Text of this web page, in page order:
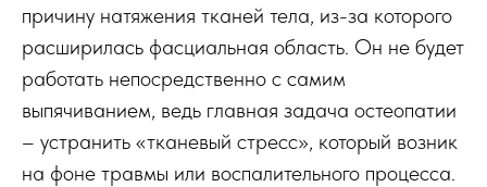
причину натяжения тканей тела, из-за которого
расширилась фасциальная область. Он не будет
работать непосредственно с самим
выпячиванием, ведь главная задача остеопатии
– устранить «тканевый стресс», который возник
на фоне травмы или воспалительного процесса.